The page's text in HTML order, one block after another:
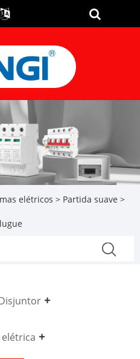
elétricos > Partida suave >